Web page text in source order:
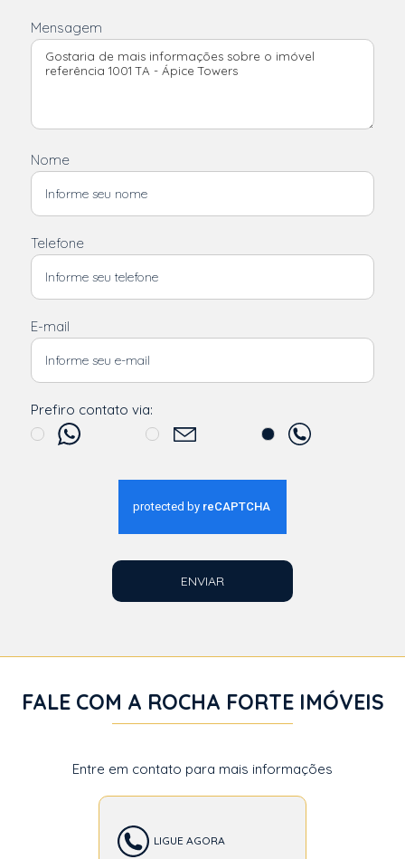
Mensagem
Nome
Telefone
E-mail
Prefiro contato via:
ENVIAR
FALE COM A ROCHA FORTE IMÓVEIS
Entre em contato para mais informações
LIGUE AGORA